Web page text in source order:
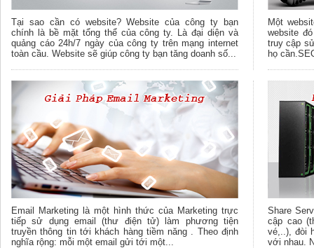
Tại sao cần có website? Website của công ty bạn
chính là bề mặt tổng thể của công ty. Là đại diện và
quảng cáo 24h/7 ngày của công ty trên mạng internet
toàn cầu. Website sẽ giúp công ty bạn tăng doanh số...
Một
website
truy cập
họ
Email Marketing là một hình thức của Marketing trực
tiếp sử dụng email (thư điện tử) làm phương tiện
truyền thông tin tới khách hàng tiềm năng . Theo định
nghĩa rộng: mỗi một email gửi tới một...
Share
cập cao
vé,..), đòi
với nhau.